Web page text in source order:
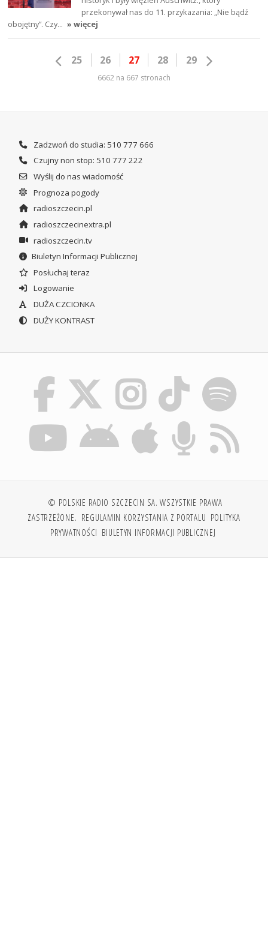
przekonywał nas do 11. przykazania: „Nie bądź
obojętny”. Czy… » więcej
25 26 27 28 29
6662 na 667 stronach
Zadzwoń do studia: 510 777 666
Czujny non stop: 510 777 222
Wyślij do nas wiadomość
Prognoza pogody
radioszczecin.pl
radioszczecinextra.pl
radioszczecin.tv
Biuletyn Informacji Publicznej
Posłuchaj teraz
Logowanie
DUŻA CZCIONKA
DUŻY KONTRAST
© POLSKIE RADIO SZCZECIN SA. WSZYSTKIE PRAWA
ZASTRZEŻONE. REGULAMIN KORZYSTANIA Z PORTALU POLITYKA
PRYWATNOŚCI BIULETYN INFORMACJI PUBLICZNEJ